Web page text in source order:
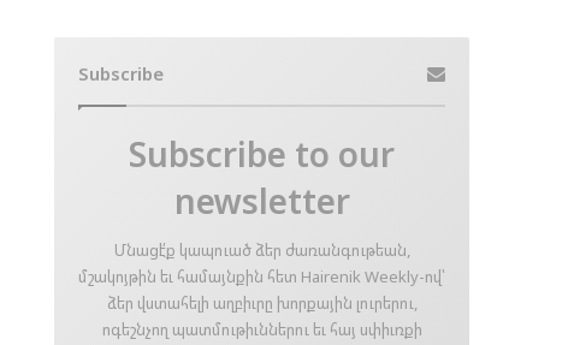
Subscribe
Subscribe to our
newsletter
Մնացէ՛ք կապուած ձեր ժառանգութեան,
մշակոյթին եւ համայնքին հետ Hairenik Weekly-ով՝
ձեր վստահելի աղբիւրը խորքային լուրերու,
ոգեշնչող պատմութիւններու եւ հայ սփիւռքի